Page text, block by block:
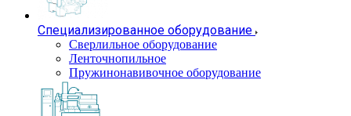
Специализированное оборудование
Сверлильное оборудование
Ленточнопильное
Пружинонавивочное оборудование